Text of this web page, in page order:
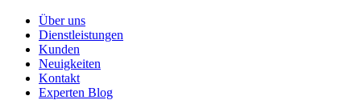
Über uns
Dienstleistungen
Kunden
Neuigkeiten
Kontakt
Experten Blog